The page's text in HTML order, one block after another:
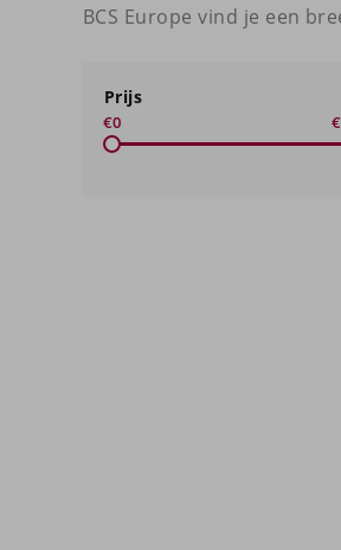
BCS Europe vind je een
Prijs
€0